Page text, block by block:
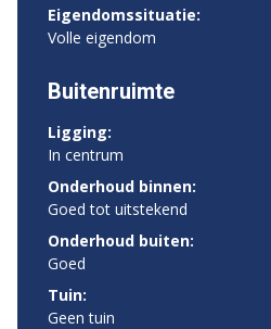
Eigendomssituatie:
Volle eigendom
Buitenruimte
Ligging:
In centrum
Onderhoud binnen:
Goed tot uitstekend
Onderhoud buiten:
Goed
Tuin:
Geen tuin